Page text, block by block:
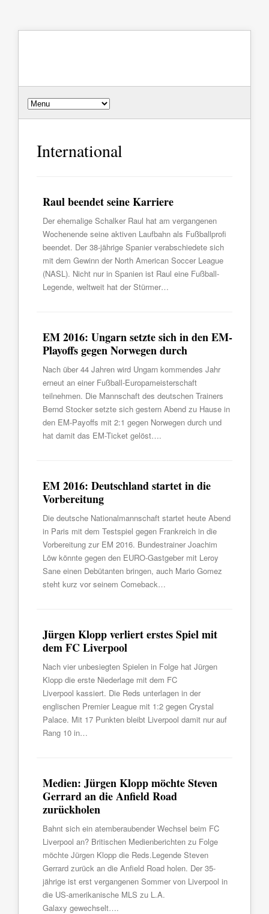
International
Raul beendet seine Karriere
Der ehemalige Schalker Raul hat am vergangenen
Wochenende seine aktiven Laufbahn als Fußballprofi
beendet. Der 38-jährige Spanier verabschiedete sich
mit dem Gewinn der North American Soccer League
(NASL). Nicht nur in Spanien ist Raul eine Fußball-
Legende, weltweit hat der Stürmer…
EM 2016: Ungarn setzte sich in den EM-
Playoffs gegen Norwegen durch
Nach über 44 Jahren wird Ungarn kommendes Jahr
erneut an einer Fußball-Europameisterschaft
teilnehmen. Die Mannschaft des deutschen Trainers
Bernd Stocker setzte sich gestern Abend zu Hause in
den EM-Payoffs mit 2:1 gegen Norwegen durch und
hat damit das EM-Ticket gelöst….
EM 2016: Deutschland startet in die
Vorbereitung
Die deutsche Nationalmannschaft startet heute Abend
in Paris mit dem Testspiel gegen Frankreich in die
Vorbereitung zur EM 2016. Bundestrainer Joachim
Löw könnte gegen den EURO-Gastgeber mit Leroy
Sane einen Debütanten bringen, auch Mario Gomez
steht kurz vor seinem Comeback…
Jürgen Klopp verliert erstes Spiel mit
dem FC Liverpool
Nach vier unbesiegten Spielen in Folge hat Jürgen
Klopp die erste Niederlage mit dem FC
Liverpool kassiert. Die Reds unterlagen in der
englischen Premier League mit 1:2 gegen Crystal
Palace. Mit 17 Punkten bleibt Liverpool damit nur auf
Rang 10 in…
Medien: Jürgen Klopp möchte Steven
Gerrard an die Anfield Road
zurückholen
Bahnt sich ein atemberaubender Wechsel beim FC
Liverpool an? Britischen Medienberichten zu Folge
möchte Jürgen Klopp die Reds.Legende Steven
Gerrard zurück an die Anfield Road holen. Der 35-
jährige ist erst vergangenen Sommer von Liverpool in
die US-amerikanische MLS zu L.A.
Galaxy gewechselt….